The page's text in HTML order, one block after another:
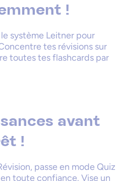
!
système Leitner pour
tes révisions sur
toutes tes flashcards par
avant
!
passe en mode Quiz
toute confiance. Vise un